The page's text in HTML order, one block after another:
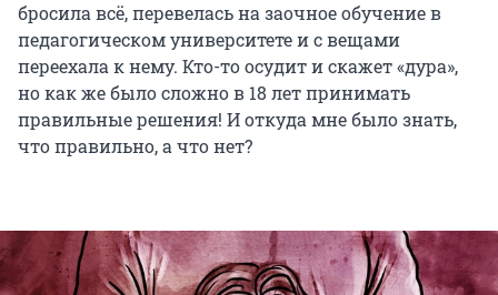
бросила всё, перевелась на заочное обучение в
педагогическом университете и с вещами
переехала к нему. Кто-то осудит и скажет «дура»,
но как же было сложно в 18 лет принимать
правильные решения! И откуда мне было знать,
что правильно, а что нет?